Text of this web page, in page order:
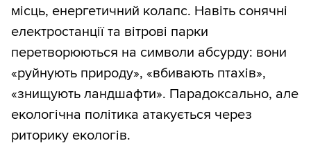
місць, енергетичний колапс. Навіть сонячні
електростанції та вітрові парки
перетворюються на символи абсурду: вони
«руйнують природу», «вбивають птахів»,
«знищують ландшафти». Парадоксально, але
екологічна політика атакується через
риторику екологів.